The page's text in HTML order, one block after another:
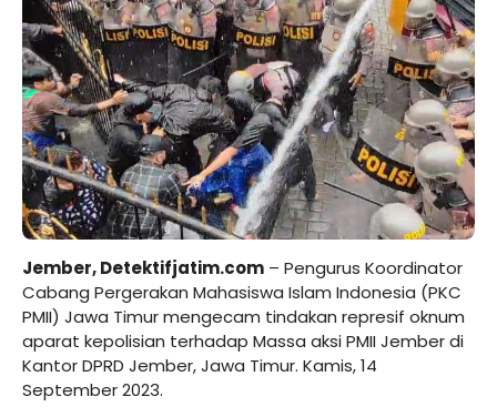
Jember,Detektifjatim.com – Pengurus Koordinator
Cabang Pergerakan Mahasiswa Islam Indonesia (PKC
PMII) Jawa Timur mengecam tindakan represif oknum
aparat kepolisian terhadap Massa aksi PMII Jember di
Kantor DPRD Jember, Jawa Timur. Kamis, 14
September 2023.